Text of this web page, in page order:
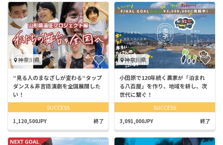
神奈川県
“見る人のまなざしが変わる“タップ
ダンス＆非言語演劇を全国展開した
い！
SUCCESS
1,120,500JPY 終了
神奈川県
小田原で120年続く農家が「泊まれ
る八百屋」を作り、地域を耕し、次
世代に繋ぐ！
SUCCESS
3,091,000JPY 終了